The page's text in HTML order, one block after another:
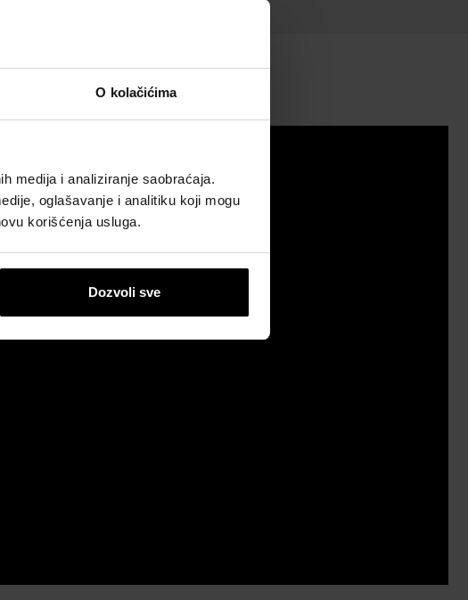
O kolačićima
medija i analiziranje saobraćaja.
oglašavanje i analitiku koji mogu
korišćenja usluga.
Dozvoli sve